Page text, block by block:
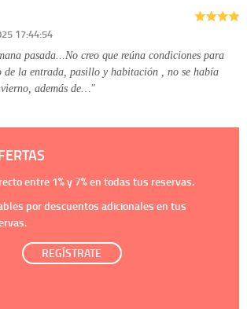
17:44:54
pasada...No creo que reúna condiciones para
de la entrada, pasillo y habitación , no se había
además de…"
entre 1%y 7%en todas tus reservas.
por descuentos adicionales en tus
REGÍSTRATE